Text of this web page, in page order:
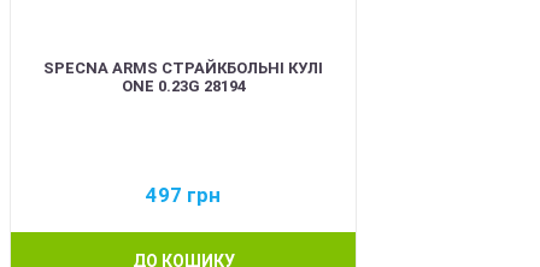
SPECNA ARMS СТРАЙКБОЛЬНІ КУЛІ
ONE 0.23G 28194
497 грн
ДО КОШИКУ